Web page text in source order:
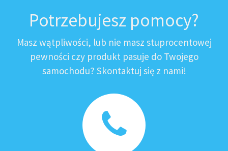
Potrzebujesz pomocy?
Masz wątpliwości, lub nie masz stuprocentowej
pewności czy produkt pasuje do Twojego
samochodu? Skontaktuj się z nami!